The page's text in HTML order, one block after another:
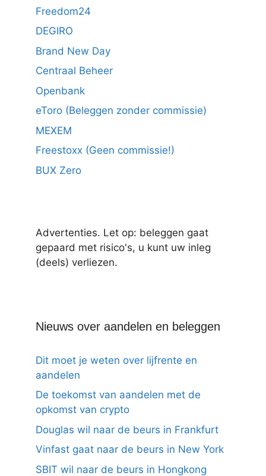
Freedom24
DEGIRO
Brand New Day
Centraal Beheer
Openbank
eToro (Beleggen zonder commissie)
MEXEM
Freestoxx (Geen commissie!)
BUX Zero
Advertenties. Let op: beleggen gaat
gepaard met risico's, u kunt uw inleg
(deels) verliezen.
Nieuws over aandelen en beleggen
Dit moet je weten over lijfrente en
aandelen
De toekomst van aandelen met de
opkomst van crypto
Douglas wil naar de beurs in Frankfurt
Vinfast gaat naar de beurs in New York
SBIT wil naar de beurs in Hongkong